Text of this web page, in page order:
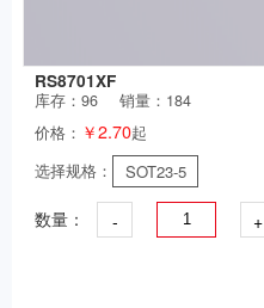
RS8701XF
库存：96
销量：184
价格： ￥2.70起
选择规格：
SOT23-5
数量： - +